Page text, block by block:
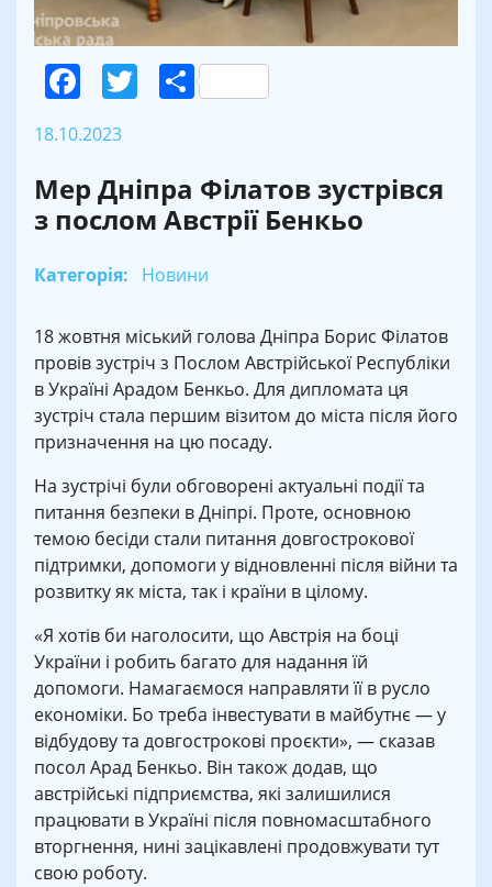
Facebook
Twitter
Поділитися
18.10.2023
Мер Дніпра Філатов зустрівся
з послом Австрії Бенкьо
Категорія: Новини
18 жовтня міський голова Дніпра Борис Філатов
провів зустріч з Послом Австрійської Республіки
в Україні Арадом Бенкьо. Для дипломата ця
зустріч стала першим візитом до міста після його
призначення на цю посаду.
На зустрічі були обговорені актуальні події та
питання безпеки в Дніпрі. Проте, основною
темою бесіди стали питання довгострокової
підтримки, допомоги у відновленні після війни та
розвитку як міста, так і країни в цілому.
«Я хотів би наголосити, що Австрія на боці
України і робить багато для надання їй
допомоги. Намагаємося направляти її в русло
економіки. Бо треба інвестувати в майбутнє — у
відбудову та довгострокові проєкти», — сказав
посол Арад Бенкьо. Він також додав, що
австрійські підприємства, які залишилися
працювати в Україні після повномасштабного
вторгнення, нині зацікавлені продовжувати тут
свою роботу.